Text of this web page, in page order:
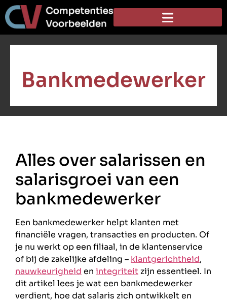
Bankmedewerker
Alles over salarissen en
salarisgroei van een
bankmedewerker
Een bankmedewerker helpt klanten met
financiële vragen, transacties en producten. Of
je nu werkt op een filiaal, in de klantenservice
of bij de zakelijke afdeling – klantgerichtheid,
nauwkeurigheid en integriteit zijn essentieel. In
dit artikel lees je wat een bankmedewerker
verdient, hoe dat salaris zich ontwikkelt en